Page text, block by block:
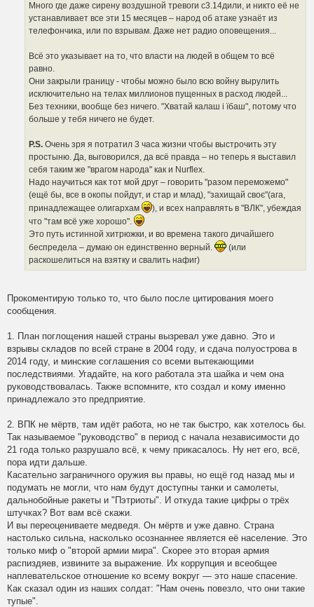
Много где даже сирену воздушной тревоги с3.14дили, и никто её не
устанавливает все эти 15 месяцев – народ об атаке узнаёт из
телефончика, или по взрывам. Даже нет радио оповещения...
Всё это указывает на то, что власти на людей в общем то всё
равно.
Они закрыли границу - чтобы можно было всю войну вырулить
исключительно на телах миллионов пущенных в расход людей...
Без техники, вообще без ничего. "Хватай калаш i їбаш", потому что
больше у тебя ничего не будет.
P.S. Очень зря я потратил 3 часа жизни чтобы выстрочить эту
простыню. Да, выговорился, да всё правда – но теперь я выставил
себя таким же "врагом народа" как и Nurflex.
Надо научиться как тот мой друг – говорить "разом переможемо"
(ещё бы, все в окопы пойдут, и стар и млад), "захищай своє"(ага,
принадлежащее олигархам
), и всех направлять в "ВЛК", убеждая
что "там всё уже хорошо".
Это путь истинной хитрюжки, и во времена такого дичайшего
беспредела – думаю он единственно верный.
(или
раскошелиться на взятку и свалить нафиг)
Прокоментирую только то, что было после цитирования моего
сообщения.
1. План поглощения нашей страны вызревал уже давно. Это и
взрывы складов по всей стране в 2004 году, и сдача полуострова в
2014 году, и минские соглашения со всеми вытекающими
последствиями. Угадайте, на кого работала эта шайка и чем она
руководствовалась. Также вспомните, кто создал и кому именно
принадлежало это предприятие.
2. ВПК не мёртв, там идёт работа, но не так быстро, как хотелось бы.
Так называемое "руководство" в период с начала независимости до
21 года только разрушало всё, к чему прикасалось. Ну нет его, всё,
пора идти дальше.
Касательно заграничного оружия вы правы, но ещё год назад мы и
подумать не могли, что нам будут доступны танки и самолеты,
дальнобойные ракеты и "Пэтриоты". И откуда такие цифры о трёх
штучках? Вот вам всё скажи.
И вы переоцениваете медведя. Он мёртв и уже давно. Страна
настолько сильна, насколько осознаннее является её население. Это
только миф о "второй армии мира". Скорее это вторая армия
распиздяев, извините за выражение. Их коррупция и всеобщее
наплевательское отношение ко всему вокруг — это наше спасение.
Как сказал один из наших солдат: "Нам очень повезло, что они такие
тупые".